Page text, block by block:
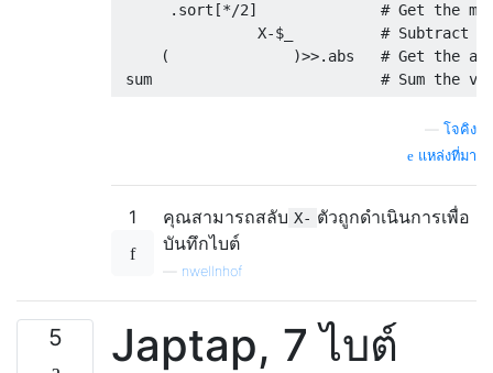
. sort [*/2]
# Get the
                X
-$_ # Subtract
(
)>>. abs # Get the
sum # Sum the
โจคิง
แหล่งที่มา
1 คุณสามารถสลับ X- ตัวถูกดำเนินการเพื่อ
บันทึกไบต์
nwellnhof
5 Japtap, 7 ไบต์